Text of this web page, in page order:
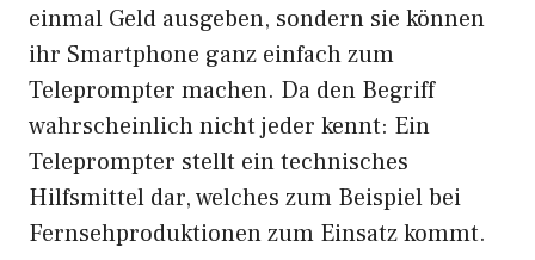
einmal Geld ausgeben, sondern sie können
ihr Smartphone ganz einfach zum
Teleprompter machen. Da den Begriff
wahrscheinlich nicht jeder kennt: Ein
Teleprompter stellt ein technisches
Hilfsmittel dar, welches zum Beispiel bei
Fernsehproduktionen zum Einsatz kommt.